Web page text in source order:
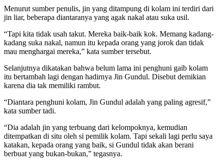
Menurut sumber penulis, jin yang ditampung di kolam ini terdiri dari
jin liar, beberapa diantaranya yang agak nakal atau suka usil.
“Tapi kita tidak usah takut. Mereka baik-baik kok. Memang kadang-
kadang suka nakal, namun itu kepada orang yang jorok dan tidak
mau menghargai mereka,” kata sumber tersebut.
Selanjutnya dikatakan bahwa belum lama ini penghuni gaib kolam
itu bertambah lagi dengan hadirnya Jin Gundul. Disebut demikian
karena dia tak memiliki rambut.
“Diantara penghuni kolam, Jin Gundul adalah yang paling agresif,”
kata sumber tadi.
“Dia adalah jin yang terbuang dari kelompoknya, kemudian
ditempatkan di situ oleh si pemilik kolam. Tapi sekali lagi perlu saya
katakan, kepada orang yang baik, si Gundul tidak akan berani
berbuat yang bukan-bukan,” tegasnya.